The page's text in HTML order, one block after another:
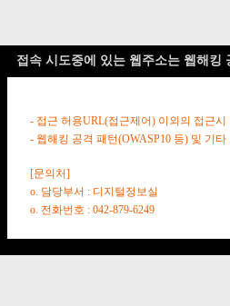
접속 시도중에 있는 웹주소는 웹해킹
- 접근 허용URL(접근제어) 이외의 접근시
- 웹해킹 공격 패턴(OWASP10 등) 및 기
[문의처]
o. 담당부서 : 디지털정보실
o. 전화번호 : 042-879-6249